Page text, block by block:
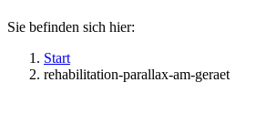
Sie befinden sich hier:
Start
rehabilitation-parallax-am-geraet